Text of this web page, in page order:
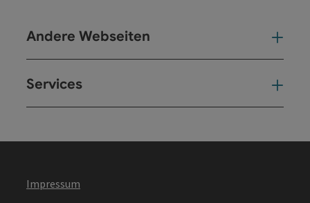
Andere Webseiten
Services
Impressum